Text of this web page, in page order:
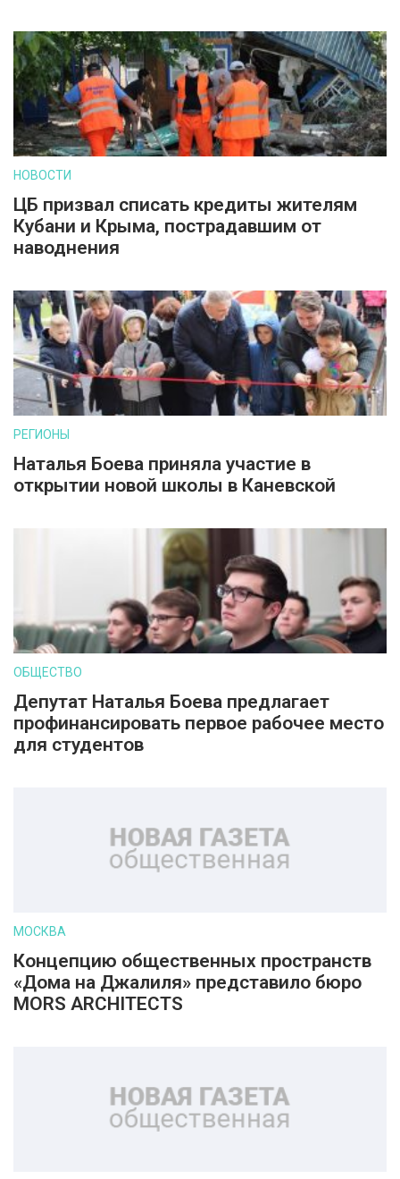
НОВОСТИ
ЦБ призвал списать кредиты жителям
Кубани и Крыма, пострадавшим от
наводнения
РЕГИОНЫ
Наталья Боева приняла участие в
открытии новой школы в Каневской
ОБЩЕСТВО
Депутат Наталья Боева предлагает
профинансировать первое рабочее место
для студентов
МОСКВА
Концепцию общественных пространств
«Дома на Джалиля» представило бюро
MORS ARCHITECTS